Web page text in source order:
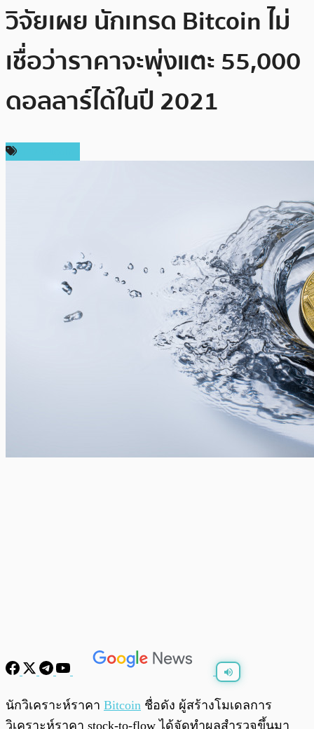
วิจัยเผย นักเทรด Bitcoin ไม่
เชื่อว่าราคาจะพุ่งแตะ 55,000
ดอลลาร์ได้ในปี 2021
พร้อมเล่น
นักวิเคราะห์ราคา Bitcoin ชื่อดัง ผู้สร้างโมเดลการ
วิเคราะห์ราคา stock-to-flow ได้จัดทำผลสำรวจขึ้นมา